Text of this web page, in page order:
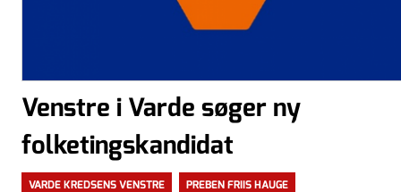
Venstre i Varde søger ny
folketingskandidat
VARDE KREDSENS VENSTRE PREBEN FRIIS HAUGE